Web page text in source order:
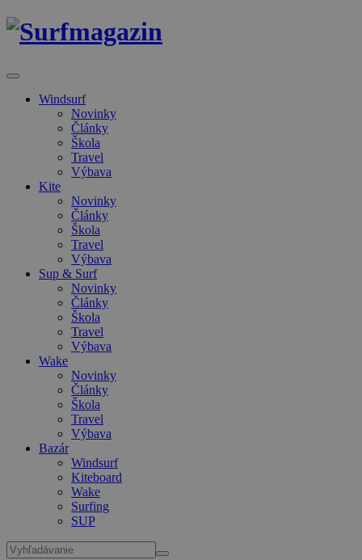
Windsurf
Novinky
Články
Škola
Travel
Výbava
Kite
Novinky
Články
Škola
Travel
Výbava
Sup & Surf
Novinky
Články
Škola
Travel
Výbava
Wake
Novinky
Články
Škola
Travel
Výbava
Bazár
Windsurf
Kiteboard
Wake
Surfing
SUP